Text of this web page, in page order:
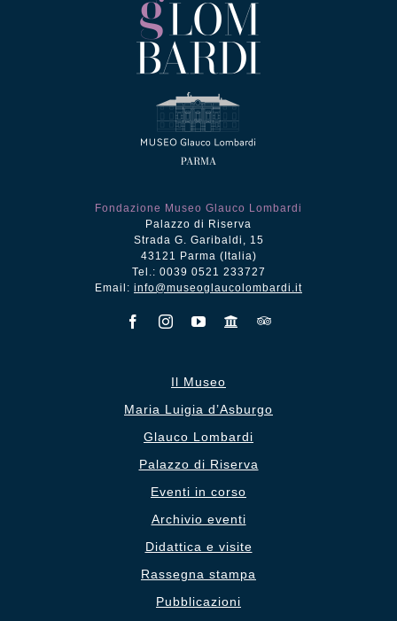
Fondazione Museo Glauco Lombardi
Palazzo di Riserva
Strada G. Garibaldi, 15
43121 Parma (Italia)
Tel.: 0039 0521 233727
Email: info@museoglaucolombardi.it
Il Museo
Maria Luigia d’Asburgo
Glauco Lombardi
Palazzo di Riserva
Eventi in corso
Archivio eventi
Didattica e visite
Rassegna stampa
Pubblicazioni